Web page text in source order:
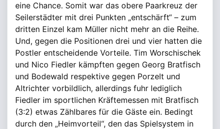
eine Chance. Somit war das obere Paarkreuz der
Seilerstädter mit drei Punkten „entschärft“ – zum
dritten Einzel kam Müller nicht mehr an die Reihe.
Und, gegen die Positionen drei und vier hatten die
Postler entscheidende Vorteile. Tim Worschischek
und Nico Fiedler kämpften gegen Georg Bratfisch
und Bodewald respektive gegen Porzelt und
Altrichter vorbildlich, allerdings fuhr lediglich
Fiedler im sportlichen Kräftemessen mit Bratfisch
(3:2) etwas Zählbares für die Gäste ein. Bedingt
durch den „Heimvorteil“, den das Spielsystem in